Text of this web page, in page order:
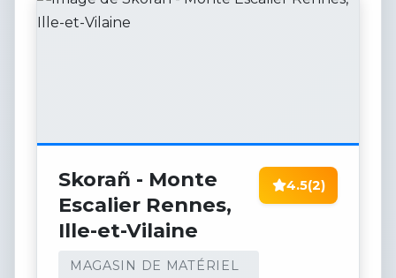
Skorañ - Monte
Escalier Rennes,
Ille-et-Vilaine
MAGASIN DE MATÉRIEL
4.5(2)